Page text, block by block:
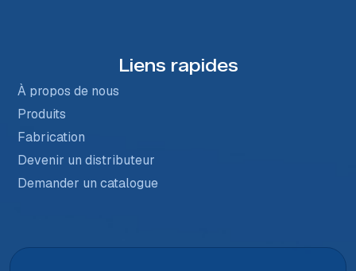
Liens rapides
À propos de nous
Produits
Fabrication
Devenir un distributeur
Demander un catalogue